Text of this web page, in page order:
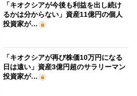
「キオクシアが今後も利益を出し続け
るかは分からない」資産11億円の個人
投資家が…
「キオクシアが再び株価10万円になる
日は遠い」資産3億円超のサラリーマン
投資家が…